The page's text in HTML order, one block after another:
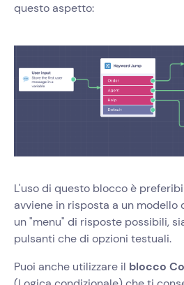
questo aspetto:
L'uso di questo blocco è
avviene in risposta a un modello
un "menu" di risposte possibili,
pulsanti che di opzioni testuali.
Puoi anche utilizzare il blocco